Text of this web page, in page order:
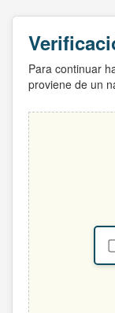
Para continuar
proviene de un